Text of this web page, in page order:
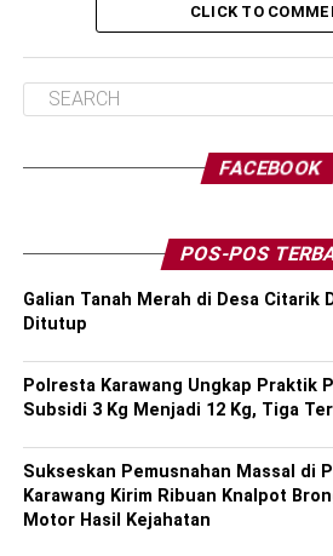
CLICK TO
FACEBOOK
POS-POS
Galian Tanah Merah di Desa Citarik
Ditutup
Polresta Karawang Ungkap Praktik
Subsidi 3 Kg Menjadi 12 Kg, Tiga
Sukseskan Pemusnahan Massal di
Karawang Kirim Ribuan Knalpot
Motor Hasil Kejahatan